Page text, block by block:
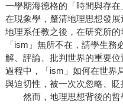
一學期海德格的「時間與存
在現象學，釐清地理思想發
地理系任教之後，在研究所
「ism」無所不在，請學生
解、評論、批判世界的重要
過程中，「ism」如何在世界
與迫切性，被一次次忽略、貶
然而，地理思想背後的哲